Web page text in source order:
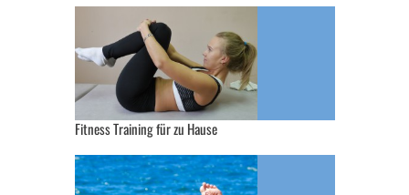
Fitness Training für zu Hause